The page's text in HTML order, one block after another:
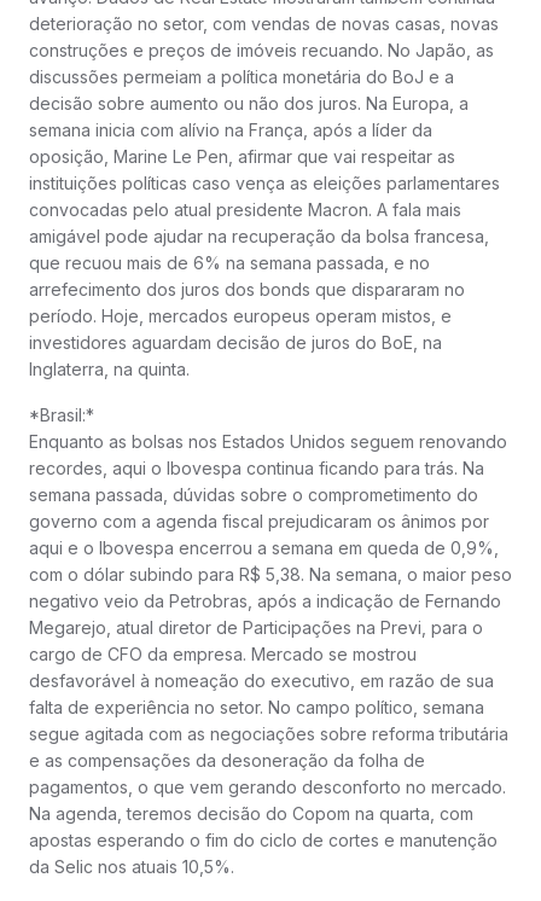
deterioração no setor, com vendas de novas casas, novas
construções e preços de imóveis recuando. No Japão, as
discussões permeiam a política monetária do BoJ e a
decisão sobre aumento ou não dos juros. Na Europa, a
semana inicia com alívio na França, após a líder da
oposição, Marine Le Pen, afirmar que vai respeitar as
instituições políticas caso vença as eleições parlamentares
convocadas pelo atual presidente Macron. A fala mais
amigável pode ajudar na recuperação da bolsa francesa,
que recuou mais de 6% na semana passada, e no
arrefecimento dos juros dos bonds que dispararam no
período. Hoje, mercados europeus operam mistos, e
investidores aguardam decisão de juros do BoE, na
Inglaterra, na quinta.
*Brasil:*
Enquanto as bolsas nos Estados Unidos seguem renovando
recordes, aqui o Ibovespa continua ficando para trás. Na
semana passada, dúvidas sobre o comprometimento do
governo com a agenda fiscal prejudicaram os ânimos por
aqui e o Ibovespa encerrou a semana em queda de 0,9%,
com o dólar subindo para R$ 5,38. Na semana, o maior peso
negativo veio da Petrobras, após a indicação de Fernando
Megarejo, atual diretor de Participações na Previ, para o
cargo de CFO da empresa. Mercado se mostrou
desfavorável à nomeação do executivo, em razão de sua
falta de experiência no setor. No campo político, semana
segue agitada com as negociações sobre reforma tributária
e as compensações da desoneração da folha de
pagamentos, o que vem gerando desconforto no mercado.
Na agenda, teremos decisão do Copom na quarta, com
apostas esperando o fim do ciclo de cortes e manutenção
da Selic nos atuais 10,5%.